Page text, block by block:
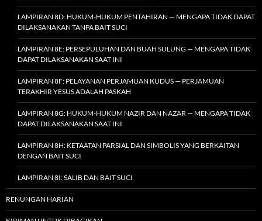
LAMPIRAN 8D: HUKUM-HUKUM PENTAHIRAN — MENGAPA TIDAK DAPAT
DILAKSANAKAN TANPA BAIT SUCI
LAMPIRAN 8E: PERSEPULUHAN DAN BUAH SULUNG — MENGAPA TIDAK
DAPAT DILAKSANAKAN SAAT INI
LAMPIRAN 8F: PELAYANAN PERJAMUAN KUDUS — PERJAMUAN
TERAKHIR YESUS ADALAH PASKAH
LAMPIRAN 8G: HUKUM-HUKUM NAZIR DAN NAZAR — MENGAPA TIDAK
DAPAT DILAKSANAKAN SAAT INI
LAMPIRAN 8H: KETAATAN PARSIAL DAN SIMBOLIS YANG BERKAITAN
DENGAN BAIT SUCI
LAMPIRAN 8I: SALIB DAN BAIT SUCI
RENUNGAN HARIAN